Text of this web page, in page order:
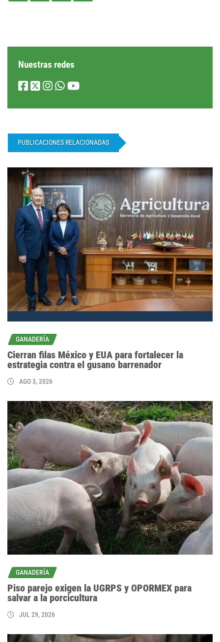
Nuestras redes
PUBLICACIONES RELACIONADAS
GANADERÍA
Cierran filas México y EUA para fortalecer la
estrategia contra el gusano barrenador
AGO 3, 2026
GANADERÍA
Piso parejo exigen la UGRPS y OPORMEX para
salvar a la porcicultura
JUL 29, 2026